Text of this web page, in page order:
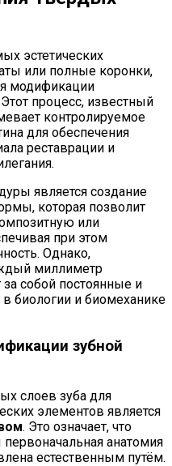
эстетических
или полные коронки,
модификации
процесс, известный
контролируемое
для обеспечения
реставрации и
является создание
которая позволит
или
при этом
Однако,
миллиметр
собой постоянные и
биологии и биомеханике
зубной
слоев зуба для
элементов является
. Это означает, что
анатомия
естественным путём.